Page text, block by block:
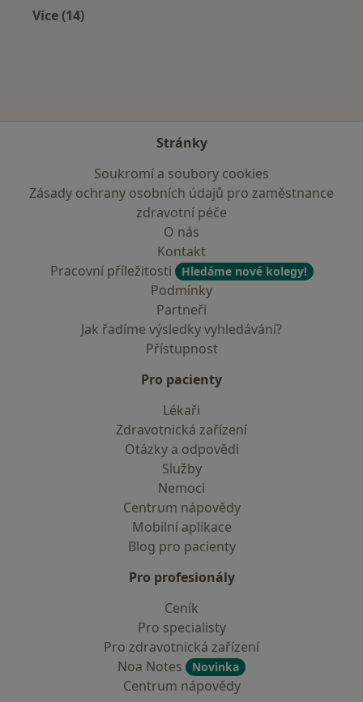
Více (14)
Stránky
Soukromí a soubory cookies
Zásady ochrany osobních údajů pro zaměstnance
zdravotní péče
O nás
Kontakt
Pracovní příležitosti
Hledáme nové kolegy!
Podmínky
Partneři
Jak řadíme výsledky vyhledávání?
Přístupnost
Pro pacienty
Lékaři
Zdravotnická zařízení
Otázky a odpovědi
Služby
Nemoci
Centrum nápovědy
Mobilní aplikace
Blog pro pacienty
Pro profesionály
Ceník
Pro specialisty
Pro zdravotnická zařízení
Noa Notes
Novinka
Centrum nápovědy